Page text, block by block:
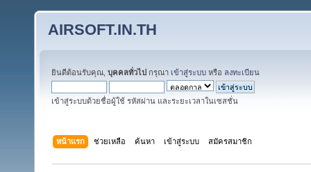
AIRSOFT.IN.TH
ยินดีต้อนรับคุณ, บุคคลทั่วไป กรุณา เข้าสู่ระบบ หรือ ลงทะเบียน
เข้าสู่ระบบด้วยชื่อผู้ใช้ รหัสผ่าน และระยะเวลาในเซสชั่น
หน้าแรก ช่วยเหลือ ค้นหา เข้าสู่ระบบ สมัครสมาชิก